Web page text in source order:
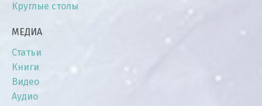
Круглые столы
МЕДИА
Статьи
Книги
Видео
Аудио